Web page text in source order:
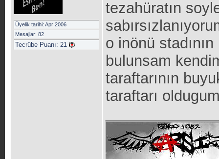
Üyelik tarihi: Apr 2006
Mesajlar: 82
Tecrübe Puanı: 21
tezahüratın
o inönü
bulunsam
taraftarının
taraftarı